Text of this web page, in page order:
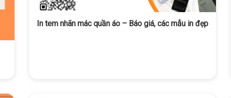
In tem nhãn mác quần áo – Báo giá, các mẫu in đẹp